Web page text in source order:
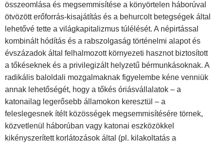
összeomlása és megsemmisítése a könyörtelen háborúval
ötvözött erőforrás-kisajátítás és a behurcolt betegségek által
lehetővé tette a világkapitalizmus túlélését. A népirtással
kombinált hódítás és a rabszolgaság történelmi alapot és
évszázadok által felhalmozott környezeti hasznot biztosított
a tőkéseknek és a privilegizált helyzetű bérmunkásoknak. A
radikális baloldali mozgalmaknak figyelembe kéne venniük
annak lehetőségét, hogy a tőkés óriásvállalatok – a
katonailag legerősebb államokon keresztül – a
feleslegesnek ítélt közösségek megsemmisítésére törnek,
közvetlenül háborúban vagy katonai eszközökkel
kikényszerített korlátozások által (pl. kilakoltatás a